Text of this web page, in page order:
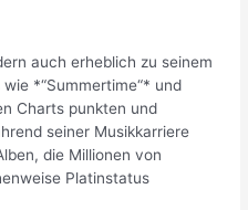
auch erheblich zu seinem
*“Summertime“* und
Charts punkten und
seiner Musikkarriere
die Millionen von
Platinstatus